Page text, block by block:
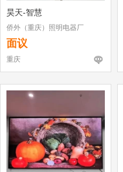
昊天-智慧
侨外（重庆）照明电器厂
面议
重庆